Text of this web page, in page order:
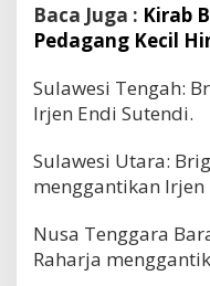
Baca Juga : Kirab
Pedagang Kecil
Sulawesi Tengah:
Irjen Endi Sutendi.
Sulawesi Utara:
menggantikan
Nusa Tenggara
Raharja